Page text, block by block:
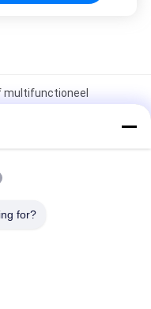
multifunctioneel
Vervaagt
for?